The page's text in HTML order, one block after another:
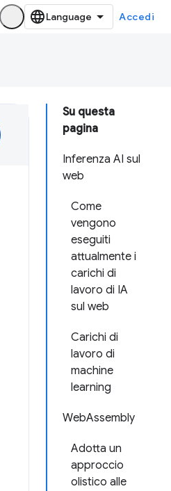
Accedi
Su questa
pagina
Inferenza AI sul
web
Come
vengono
eseguiti
attualmente i
carichi di
lavoro di IA
sul web
Carichi di
lavoro di
machine
learning
WebAssembly
Adotta un
approccio
olistico alle